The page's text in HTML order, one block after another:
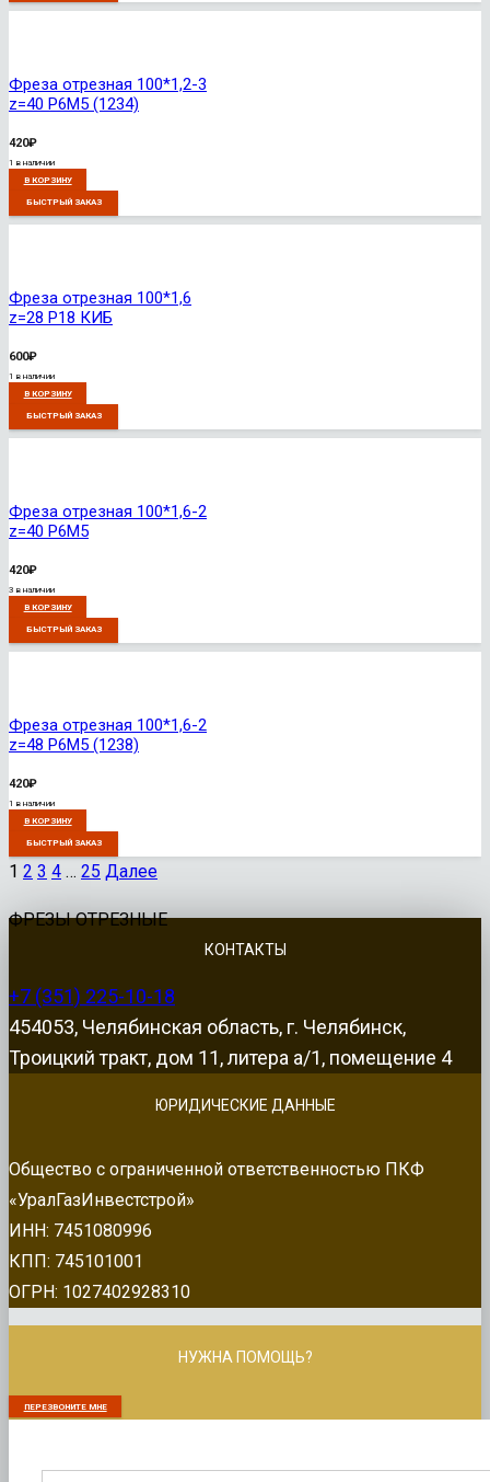
Фреза отрезная 100*1,2-3
z=40 Р6М5 (1234)
420₽
1 в наличии
В КОРЗИНУ
БЫСТРЫЙ ЗАКАЗ
Фреза отрезная 100*1,6
z=28 Р18 КИБ
600₽
1 в наличии
В КОРЗИНУ
БЫСТРЫЙ ЗАКАЗ
Фреза отрезная 100*1,6-2
z=40 Р6М5
420₽
3 в наличии
В КОРЗИНУ
БЫСТРЫЙ ЗАКАЗ
Фреза отрезная 100*1,6-2
z=48 Р6М5 (1238)
420₽
1 в наличии
В КОРЗИНУ
БЫСТРЫЙ ЗАКАЗ
1 2 3 4 … 25 Далее
ФРЕЗЫ ОТРЕЗНЫЕ
КОНТАКТЫ
+7 (351) 225-10-18
454053, Челябинская область, г. Челябинск,
Троицкий тракт, дом 11, литера а/1, помещение 4
ЮРИДИЧЕСКИЕ ДАННЫЕ
Общество с ограниченной ответственностью ПКФ
«УралГазИнвестстрой»
ИНН: 7451080996
КПП: 745101001
ОГРН: 1027402928310
НУЖНА ПОМОЩЬ?
ПЕРЕЗВОНИТЕ МНЕ